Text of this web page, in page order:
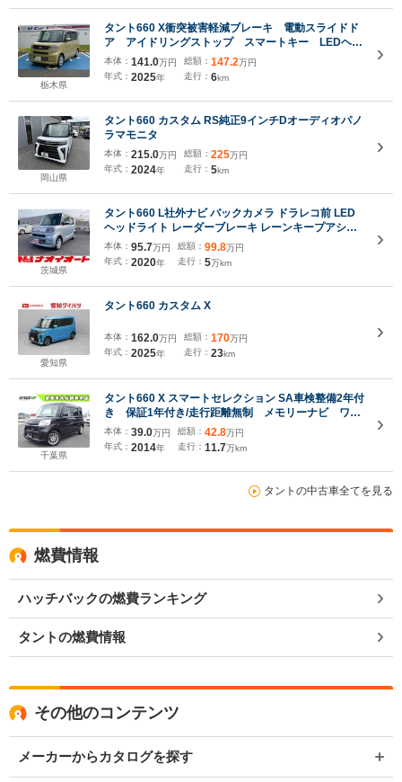
栃木県
タント660 X衝突被害軽減ブレーキ 電動スライドド
ア アイドリングストップ スマートキー LEDヘッ
ドライト シートヒーター ベンチシート
本体： 141.0万円
年式： 2025年
総額： 147.2万円
走行： 6km
岡山県
タント660 カスタム RS純正9インチDオーディオパノ
ラマモニタ
本体： 215.0万円
年式： 2024年
総額： 225万円
走行： 5km
茨城県
タント660 L社外ナビ バックカメラ ドラレコ前 LED
ヘッドライト レーダーブレーキ レーンキープアシス
ト パーキングセンサー サポカー スライドドア キーレ
スエントリー
本体： 95.7万円
年式： 2020年
総額： 99.8万円
走行： 5万km
愛知県
タント660 カスタム X
本体： 162.0万円
年式： 2025年
総額： 170万円
走行： 23km
千葉県
タント660 X スマートセレクション SA車検整備2年付
き 保証1年付き/走行距離無制 メモリーナビ ワン
セグ キーレス アイドリングストップ スマートア
シスト 衝突軽減ブレーキ 両側スライドドア 社外
14インチAW タイミングチェーン
本体： 39.0万円
年式： 2014年
総額： 42.8万円
走行： 11.7万km
タントの中古車全てを見る
燃費情報
ハッチバックの燃費ランキング
タントの燃費情報
その他のコンテンツ
メーカーからカタログを探す